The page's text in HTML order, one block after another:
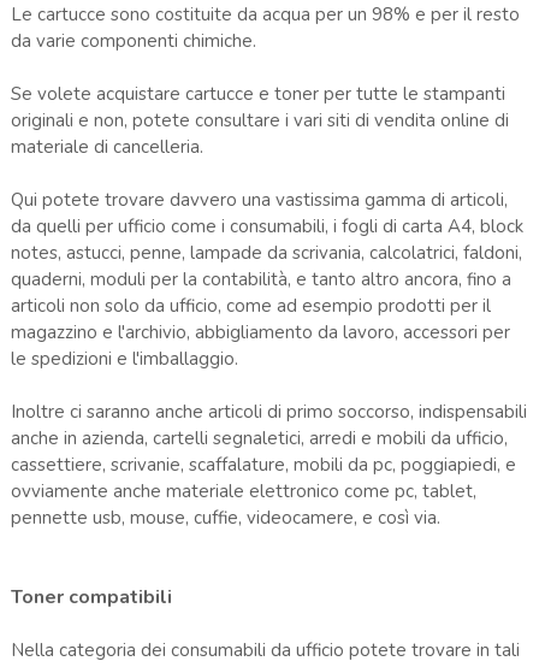
Le cartucce sono costituite da acqua per un 98% e per il resto
da varie componenti chimiche.
Se volete acquistare cartucce e toner per tutte le stampanti
originali e non, potete consultare i vari siti di vendita online di
materiale di cancelleria.
Qui potete trovare davvero una vastissima gamma di articoli,
da quelli per ufficio come i consumabili, i fogli di carta A4, block
notes, astucci, penne, lampade da scrivania, calcolatrici, faldoni,
quaderni, moduli per la contabilità, e tanto altro ancora, fino a
articoli non solo da ufficio, come ad esempio prodotti per il
magazzino e l'archivio, abbigliamento da lavoro, accessori per
le spedizioni e l'imballaggio.
Inoltre ci saranno anche articoli di primo soccorso, indispensabili
anche in azienda, cartelli segnaletici, arredi e mobili da ufficio,
cassettiere, scrivanie, scaffalature, mobili da pc, poggiapiedi, e
ovviamente anche materiale elettronico come pc, tablet,
pennette usb, mouse, cuffie, videocamere, e così via.
Toner compatibili
Nella categoria dei consumabili da ufficio potete trovare in tali